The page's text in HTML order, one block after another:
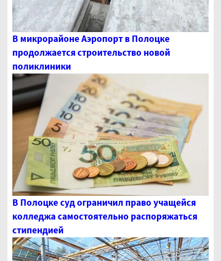
В микрорайоне Аэропорт в Полоцке
продолжается строительство новой
поликлиники
В Полоцке суд ограничил право учащейся
колледжа самостоятельно распоряжаться
стипендией